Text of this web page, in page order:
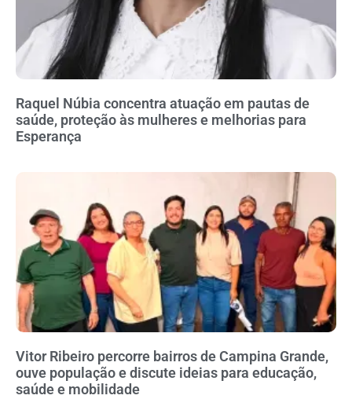
Raquel Núbia concentra atuação em pautas de
saúde, proteção às mulheres e melhorias para
Esperança
Vitor Ribeiro percorre bairros de Campina Grande,
ouve população e discute ideias para educação,
saúde e mobilidade